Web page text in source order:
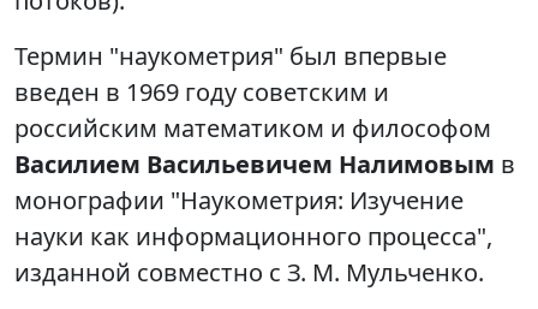
Термин "наукометрия" был впервые
введен в 1969 году советским и
российским математиком и философом
Василием Васильевичем Налимовым в
монографии "Наукометрия: Изучение
науки как информационного процесса",
изданной совместно с З. М. Мульченко.